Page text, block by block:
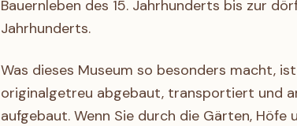
Bauernleben des 15. Jahrhunderts bis zur
Jahrhunderts.
Was dieses Museum so besonders macht,
originalgetreu abgebaut, transportiert und
aufgebaut. Wenn Sie durch die Gärten, Höfe